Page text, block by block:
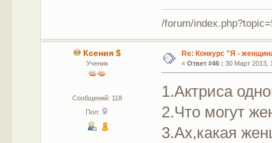
/forum/
Ксения $
Ученик
Сообщений: 118
Пол:
Re: Конкурс "Я -
« Ответ #46 : 30 Март 2013,
1.Актриса
2.Что могут
3.Ах,какая